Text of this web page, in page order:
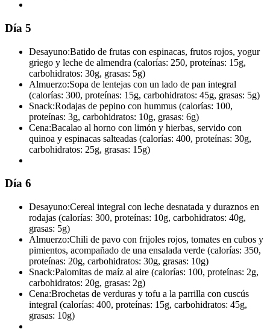
Día 5
Desayuno:Batido de frutas con espinacas, frutos rojos, yogur
griego y leche de almendra (calorías: 250, proteínas: 15g,
carbohidratos: 30g, grasas: 5g)
Almuerzo:Sopa de lentejas con un lado de pan integral
(calorías: 300, proteínas: 15g, carbohidratos: 45g, grasas: 5g)
Snack:Rodajas de pepino con hummus (calorías: 100,
proteínas: 3g, carbohidratos: 10g, grasas: 6g)
Cena:Bacalao al horno con limón y hierbas, servido con
quinoa y espinacas salteadas (calorías: 400, proteínas: 30g,
carbohidratos: 25g, grasas: 15g)
Día 6
Desayuno:Cereal integral con leche desnatada y duraznos en
rodajas (calorías: 300, proteínas: 10g, carbohidratos: 40g,
grasas: 5g)
Almuerzo:Chili de pavo con frijoles rojos, tomates en cubos y
pimientos, acompañado de una ensalada verde (calorías: 350,
proteínas: 20g, carbohidratos: 30g, grasas: 10g)
Snack:Palomitas de maíz al aire (calorías: 100, proteínas: 2g,
carbohidratos: 20g, grasas: 2g)
Cena:Brochetas de verduras y tofu a la parrilla con cuscús
integral (calorías: 400, proteínas: 15g, carbohidratos: 45g,
grasas: 10g)